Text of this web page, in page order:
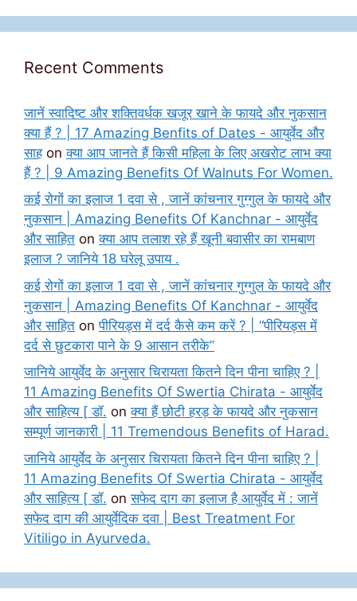
Recent Comments
जानें स्वादिष्ट और शक्तिवर्धक खजूर खाने के फायदे और नुकसान
क्या हैं ? | 17 Amazing Benfits of Dates - आयुर्वेद और
साहonक्या आप जानते हैं किसी महिला के लिए अखरोट लाभ क्या
हैं ? | 9 Amazing Benefits Of Walnuts For Women.
कई रोगों का इलाज 1 दवा से , जानें कांचनार गुग्गुल के फायदे और
नुकसान | Amazing Benefits Of Kanchnar - आयुर्वेद
और साहित onक्या आप तलाश रहे हैं खूनी बवासीर का रामबाण
इलाज ? जानिये 18 घरेलू उपाय .
कई रोगों का इलाज 1 दवा से , जानें कांचनार गुग्गुल के फायदे और
नुकसान | Amazing Benefits Of Kanchnar - आयुर्वेद
और साहित onपीरियड्स में दर्द कैसे कम करें ? | “पीरियड्स में
दर्द से छुटकारा पाने के 9 आसान तरीके”
जानिये आयुर्वेद के अनुसार चिरायता कितने दिन पीना चाहिए ? |
11 Amazing Benefits Of Swertia Chirata - आयुर्वेद
और साहित्य [ डॉ. onक्या हैं छोटी हरड़ के फायदे और नुकसान
सम्पूर्ण जानकारी | 11 Tremendous Benefits of Harad.
जानिये आयुर्वेद के अनुसार चिरायता कितने दिन पीना चाहिए ? |
11 Amazing Benefits Of Swertia Chirata - आयुर्वेद
और साहित्य [ डॉ. onसफेद दाग का इलाज है आयुर्वेद में : जानें
सफेद दाग की आयुर्वेदिक दवा | Best Treatment For
Vitiligo in Ayurveda.